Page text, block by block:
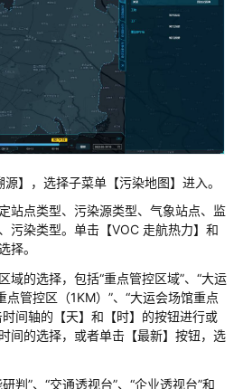
】，选择子菜单【污染地图】进入。
站点类型、污染源类型、气象站点、监
污染类型。单击【VOC 走航热力】和
择。
域的选择，包括“重点管控区域”、“大运
点管控区（1KM）”、“大运会场馆重点
间轴的【天】和【时】的按钮进行或
间的选择，或者单击【最新】按钮，选
判”、“交通透视台”、“企业透视台”和